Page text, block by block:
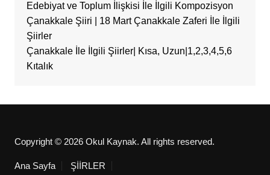
Edebiyat ve Toplum İlişkisi İle İlgili Kompozisyon
Çanakkale Şiiri | 18 Mart Çanakkale Zaferi İle İlgili
Şiirler
Çanakkale İle İlgili Şiirler| Kısa, Uzun|1,2,3,4,5,6
Kıtalık
Copyright © 2026 Okul Kaynak. All rights reserved.
Ana Sayfa ŞİİRLER